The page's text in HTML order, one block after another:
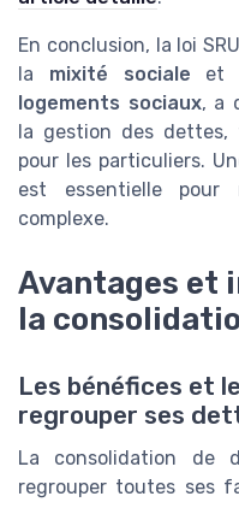
En conclusion, la loi
la mixité sociale et
logements sociaux, a
la gestion des dettes,
pour les particuliers.
est essentielle pour
complexe.
Avantages et
la
Les bénéfices et
regrouper ses
La consolidation de
regrouper toutes ses